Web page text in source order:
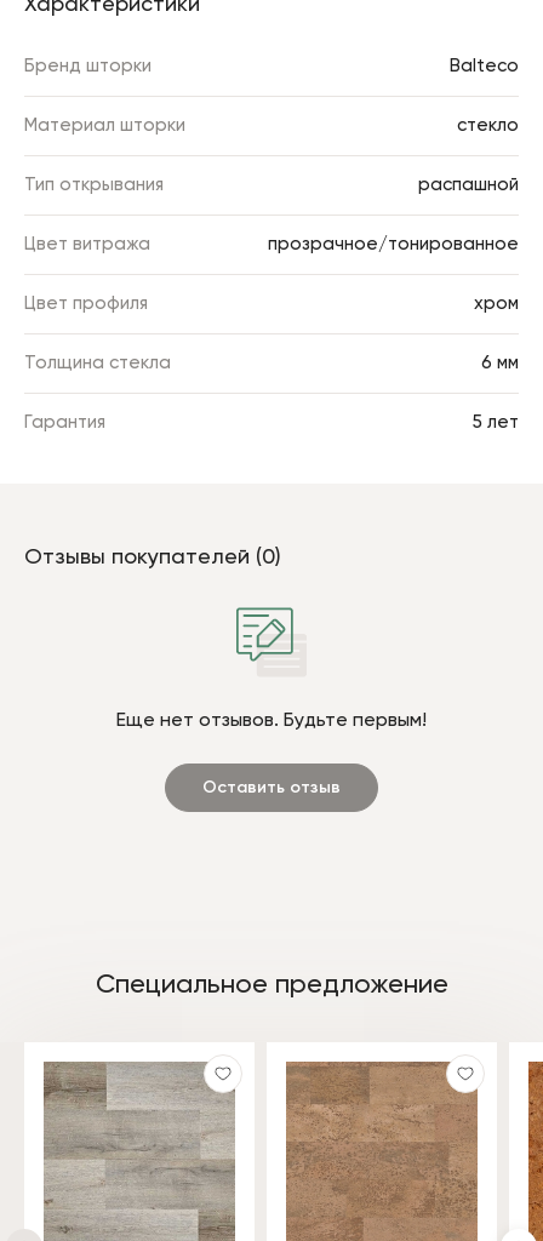
Характеристики
Бренд шторки Balteco
Материал шторки стекло
Тип открывания распашной
Цвет витража прозрачное/тонированное
Цвет профиля хром
Толщина стекла 6 мм
Гарантия 5 лет
Отзывы покупателей (0)
Еще нет отзывов. Будьте первым!
Оставить отзыв
Специальное предложение